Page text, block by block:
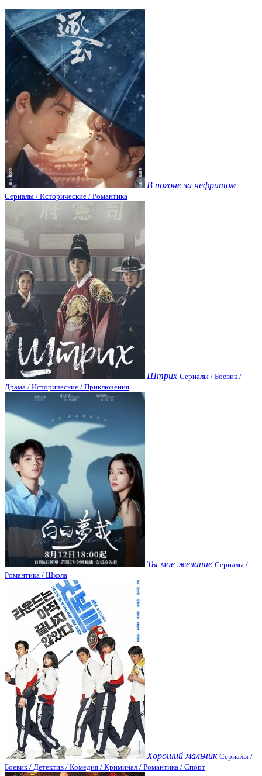
В погоне за нефритом
Сериалы / Исторические / Романтика
Штрих Сериалы / Боевик /
Драма / Исторические / Приключения
Ты мое желание Сериалы /
Романтика / Школа
Хороший мальчик Сериалы /
Боевик / Детектив / Комедия / Криминал / Романтика / Спорт